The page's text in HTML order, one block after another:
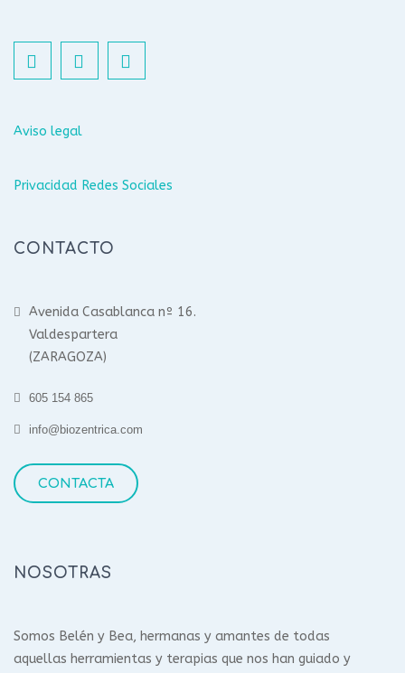
Aviso legal
Privacidad Redes Sociales
CONTACTO
Avenida Casablanca nº 16.
Valdespartera
(ZARAGOZA)
605 154 865
info@biozentrica.com
CONTACTA
NOSOTRAS
Somos Belén y Bea, hermanas y amantes de todas
aquellas herramientas y terapias que nos han guiado y